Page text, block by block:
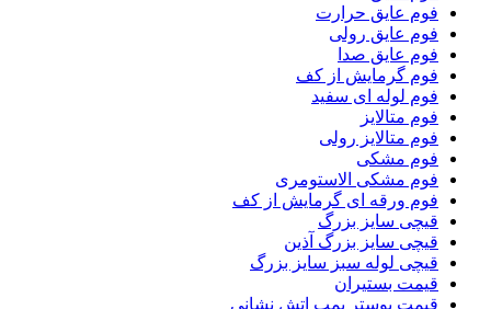
فوم عایق حرارت
فوم عایق رولی
فوم عایق صدا
فوم گرمایش از کف
فوم لوله ای سفید
فوم متالایز
فوم متالایز رولی
فوم مشکی
فوم مشکی الاستومری
فوم ورقه ای گرمایش از کف
قیچی سایز بزرگ
قیچی سایز بزرگ آذین
قیچی لوله سبز سایز بزرگ
قیمت بستیران
قیمت بوستر پمپ اتش نشانی